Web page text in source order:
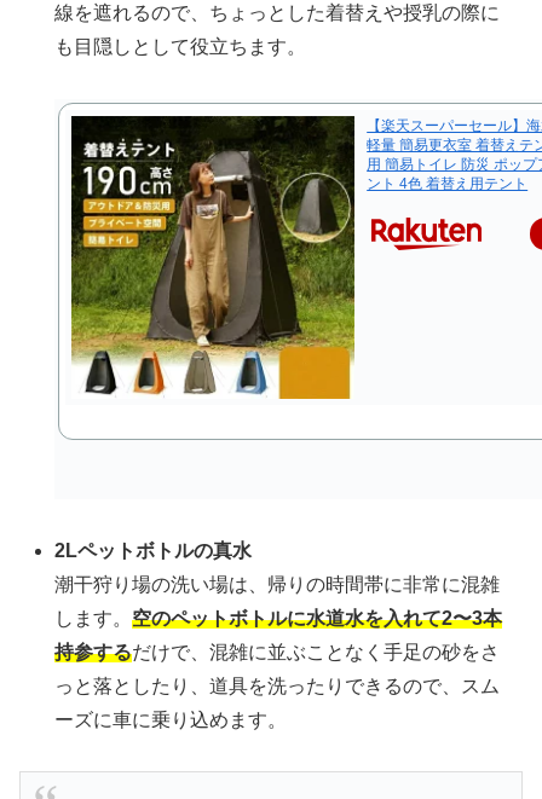
線を遮れるので、ちょっとした着替えや授乳の際に
も目隠しとして役立ちます。
【楽天スーパーセール】
軽量 簡易更衣室 着替えテ
用 簡易トイレ 防災 ポッ
ント 4色 着替え用テント
2Lペットボトルの真水
潮干狩り場の洗い場は、帰りの時間帯に非常に混雑
します。空のペットボトルに水道水を入れて2〜3本
持参するだけで、混雑に並ぶことなく手足の砂をさ
っと落としたり、道具を洗ったりできるので、スム
ーズに車に乗り込めます。